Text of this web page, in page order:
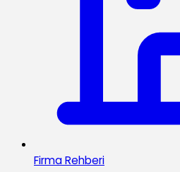
Firma Rehberi